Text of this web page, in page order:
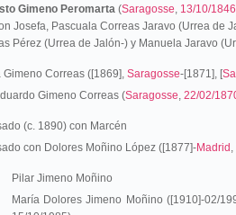
Gimeno Peromarta (Saragosse, 13/10/1846
Josefa, Pascuala Correas Jaravo (Urrea de
Pérez (Urrea de Jalón-) y Manuela Jaravo
Gimeno Correas ([1869], Saragosse-[1871], [
Gimeno Correas (Saragosse, 22/02/
(c. 1890) con Marcén
con Dolores Moñino López ([1877]-Madrid
Pilar Jimeno Moñino
María Dolores Jimeno Moñino ([1910]-02/